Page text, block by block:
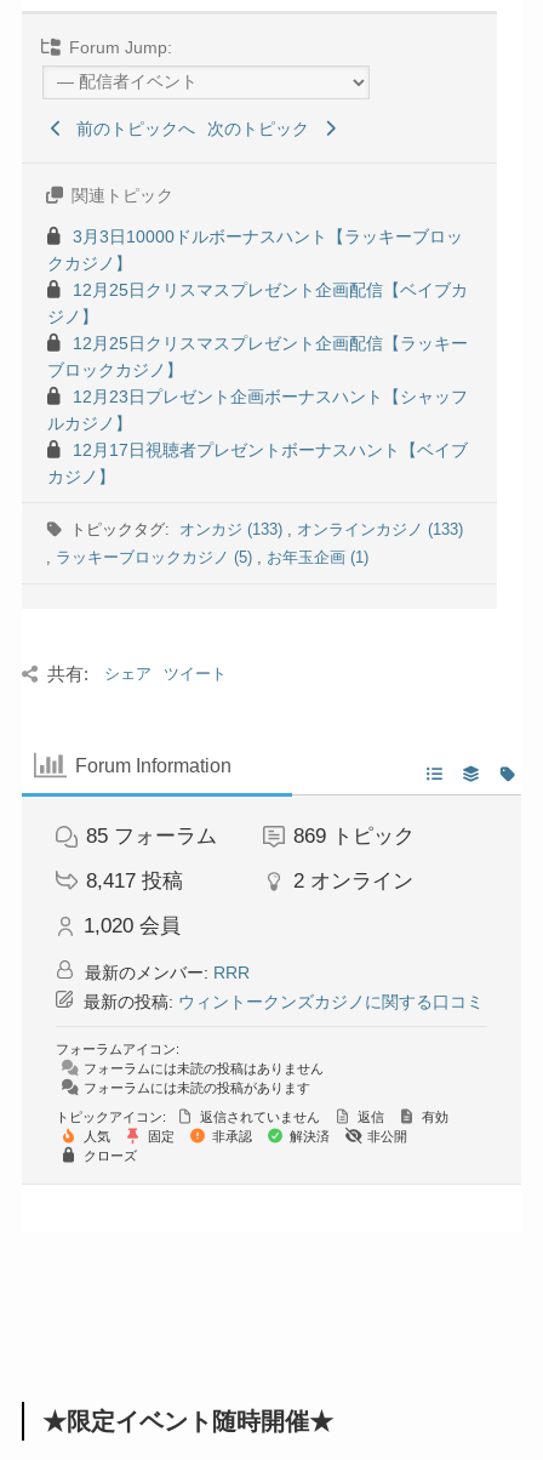
Forum Jump:
前のトピックへ 次のトピック
関連トピック
3月3日10000ドルボーナスハント【ラッキーブロッ
クカジノ】
12月25日クリスマスプレゼント企画配信【ベイブカ
ジノ】
12月25日クリスマスプレゼント企画配信【ラッキー
ブロックカジノ】
12月23日プレゼント企画ボーナスハント【シャッフ
ルカジノ】
12月17日視聴者プレゼントボーナスハント【ベイブ
カジノ】
トピックタグ: オンカジ (133) , オンラインカジノ (133)
, ラッキーブロックカジノ (5) , お年玉企画 (1)
共有: シェア ツイート
Forum Information
85 フォーラム 869
トピック
8,417 投稿 2 オンライン
1,020 会員
最新のメンバー: RRR
最新の投稿: ウィントークンズカジノに関する口コミ
フォーラムアイコン:
フォーラムには未読の投稿はありません
フォーラムには未読の投稿があります
トピックアイコン:
返信されていません 返信
有効
人気
固定 非承認 解決済
非公開
クローズ
★限定イベント随時開催★